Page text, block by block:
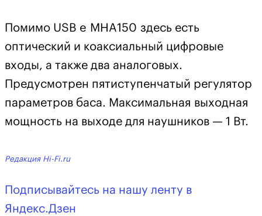
Помимо USB e MHA150 здесь есть
оптический и коаксиальный цифровые
входы, а также два аналоговых.
Предусмотрен пятиступенчатый регулятор
параметров баса. Максимальная выходная
мощность на выходе для наушников — 1 Вт.
Редакция Hi-Fi.ru
Подписывайтесь на нашу ленту в
Яндекс.Дзен